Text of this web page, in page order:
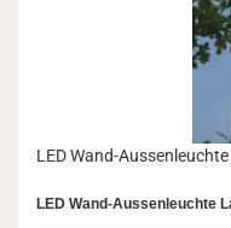
LED Wand-​
LED Wand-​Aussenleuchte